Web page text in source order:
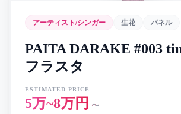
アーティスト/シンガー 生花 パネル
PAITA DARAKE #003
フラスタ
ESTIMATED PRICE
5万~8万円 〜